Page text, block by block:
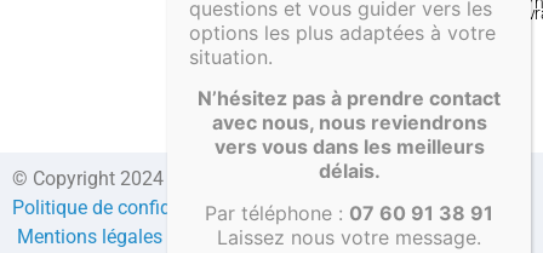
© Copyright 2024 Direct-fosses.com Tous droits réservés –
Politique de confidentialité –Formulaire de contact– CGV
Mentions légales
Compte client
questions et vous guider vers les
options les plus adaptées à votre
situation.
N’hésitez pas à prendre contact
avec nous, nous reviendrons
vers vous dans les meilleurs
délais.
Par téléphone : 07 60 91 38 91
Laissez nous votre message.